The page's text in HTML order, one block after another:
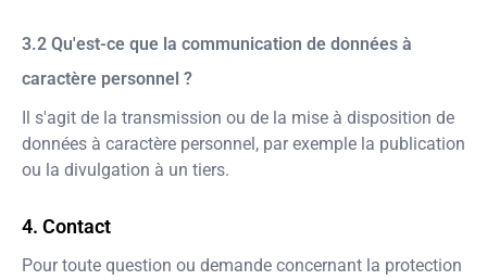
Qu'est-ce que la communication de données à
caractère personnel ?
Il s'agit de la transmission ou de la mise à disposition de
données à caractère personnel, par exemple la publication
ou la divulgation à un tiers.
Contact
Pour toute question ou demande concernant la protection